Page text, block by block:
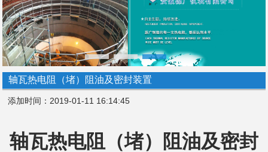
轴瓦热电阻（堵）阻油及密封装置
添加时间：2019-01-11 16:14:45
轴瓦热电阻（堵）阻油及密封